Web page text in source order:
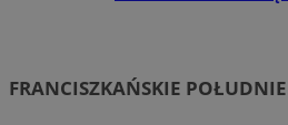
FRANCISZKAŃSKIE POŁUDNIE